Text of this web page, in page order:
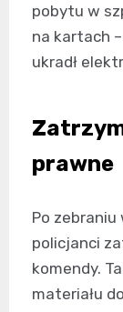
pobytu w
na kartach
ukradł
prawne
Po
policjanci
komendy.
materiału